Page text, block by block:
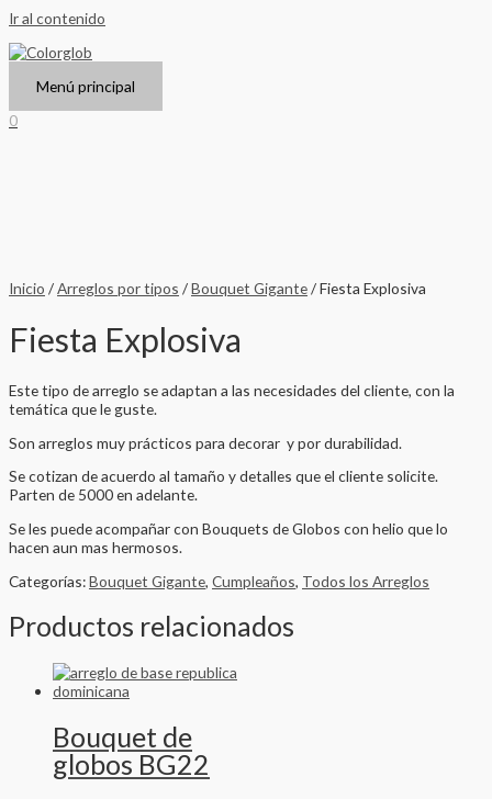
Ir al contenido
Menú principal
0
Inicio /Arreglos por tipos /Bouquet Gigante/ Fiesta Explosiva
Fiesta Explosiva
Este tipo de arreglo se adaptan a las necesidades del cliente, con la
temática que le guste.
Son arreglos muy prácticos para decorar y por durabilidad.
Se cotizan de acuerdo al tamaño y detalles que el cliente solicite.
Parten de 5000 en adelante.
Se les puede acompañar con Bouquets de Globos con helio que lo
hacen aun mas hermosos.
Categorías:Bouquet Gigante, Cumpleaños, Todos los Arreglos
Productos relacionados
Bouquet de
globos BG22